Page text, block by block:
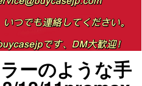
ーのような手